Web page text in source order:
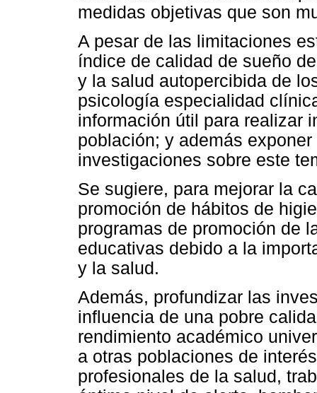
medidas objetivas que son
A pesar de las limitaciones
índice de calidad de sueño
y la salud autopercibida de
psicología especialidad
información útil para realizar
población; y además
investigaciones sobre este
Se sugiere, para mejorar la
promoción de hábitos de
programas de promoción de
educativas debido a la
y la salud.
Además, profundizar las
influencia de una pobre
rendimiento académico
a otras poblaciones de
profesionales de la salud,